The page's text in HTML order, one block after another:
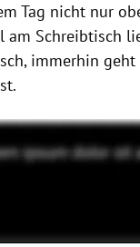
Tag nicht nur
am Schreibtisch
immerhin